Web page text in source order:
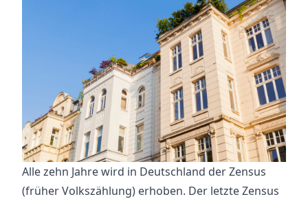
Alle zehn Jahre wird in Deutschland der Zensus
(früher Volkszählung) erhoben. Der letzte Zensus